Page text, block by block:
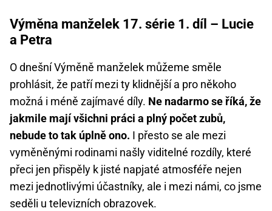
Výměna manželek 17. série 1. díl – Lucie
a Petra
O dnešní Výměně manželek můžeme směle
prohlásit, že patří mezi ty klidnější a pro někoho
možná i méně zajímavé díly. Ne nadarmo se říká, že
jakmile mají všichni práci a plný počet zubů,
nebude to tak úplně ono. I přesto se ale mezi
vyměněnými rodinami našly viditelné rozdíly, které
přeci jen přispěly k jisté napjaté atmosféře nejen
mezi jednotlivými účastníky, ale i mezi námi, co jsme
seděli u televizních obrazovek.